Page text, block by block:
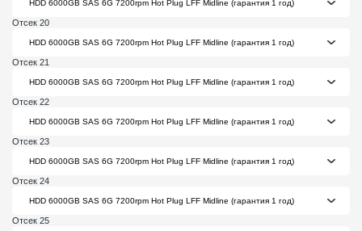
Отсек 20
Отсек 21
Отсек 22
Отсек 23
Отсек 24
Отсек 25